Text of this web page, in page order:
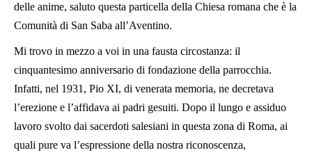
delle anime, saluto questa particella della Chiesa romana che è la
Comunità di San Saba all’Aventino.
Mi trovo in mezzo a voi in una fausta circostanza: il
cinquantesimo anniversario di fondazione della parrocchia.
Infatti, nel 1931, Pio XI, di venerata memoria, ne decretava
l’erezione e l’affidava ai padri gesuiti. Dopo il lungo e assiduo
lavoro svolto dai sacerdoti salesiani in questa zona di Roma, ai
quali pure va l’espressione della nostra riconoscenza,